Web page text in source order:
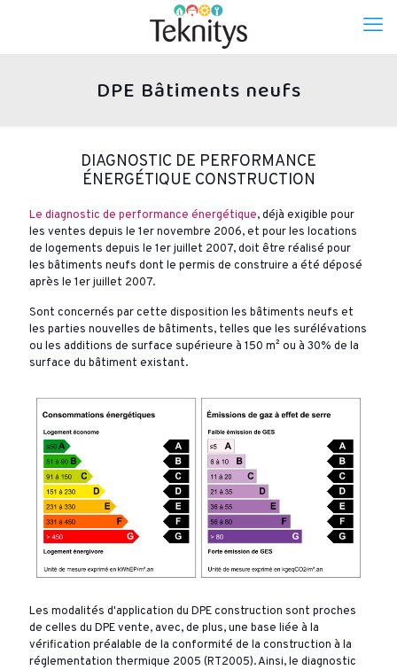
DPE Bâtiments neufs
DIAGNOSTIC DE PERFORMANCE
ÉNERGÉTIQUE CONSTRUCTION
Le diagnostic de performance énergétique, déjà exigible pour
les ventes depuis le 1er novembre 2006, et pour les locations
de logements depuis le 1er juillet 2007, doit être réalisé pour
les bâtiments neufs dont le permis de construire a été déposé
après le 1er juillet 2007.
Sont concernés par cette disposition les bâtiments neufs et
les parties nouvelles de bâtiments, telles que les surélévations
ou les additions de surface supérieure à 150 m² ou à 30% de la
surface du bâtiment existant.
Les modalités d'application du DPE construction sont proches
de celles du DPE vente, avec, de plus, une base liée à la
vérification préalable de la conformité de la construction à la
réglementation thermique 2005 (RT2005). Ainsi, le diagnostic